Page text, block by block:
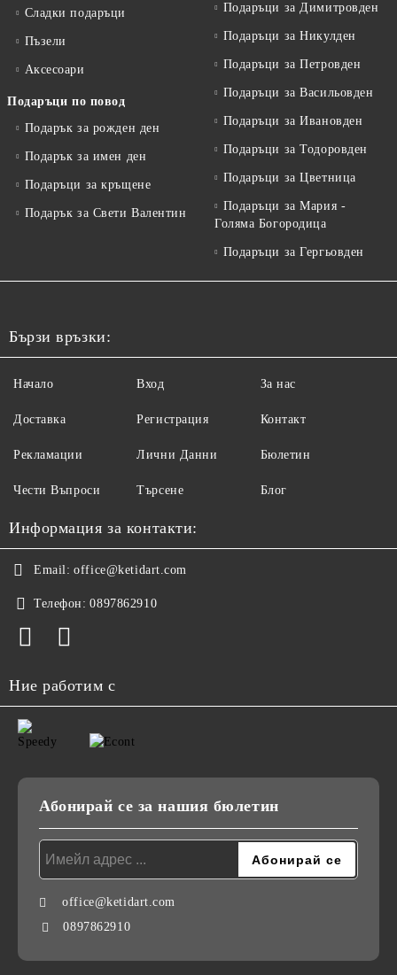
Сладки подаръци
Пъзели
Аксесоари
Подаръци по повод
Подарък за рожден ден
Подарък за имен ден
Подаръци за кръщене
Подарък за Свети Валентин
Подаръци за Димитровден
Подаръци за Никулден
Подаръци за Петровден
Подаръци за Васильовден
Подаръци за Ивановден
Подаръци за Тодоровден
Подаръци за Цветница
Подаръци за Мария -
Голяма Богородица
Подаръци за Гергьовден
Бързи връзки:
Начало
Доставка
Рекламации
Чести Въпроси
Вход
Регистрация
Лични Данни
Търсене
За нас
Контакт
Бюлетин
Блог
Информация за контакти:
Email: office@ketidart.com
Телефон: 0897862910
Ние работим с
Абонирай се за нашия бюлетин
office@ketidart.com
0897862910